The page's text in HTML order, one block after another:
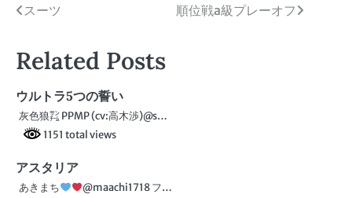
投
ナ
ビ
ゲ
シ
スーツ 順位戦a級プレーオフ
Related Posts
ウルトラ5つの誓い
灰色狼㌠ PPMP (cv:高木渉)@s…
1151 total views
アスタリア
あきまち
@maachi1718 フ…